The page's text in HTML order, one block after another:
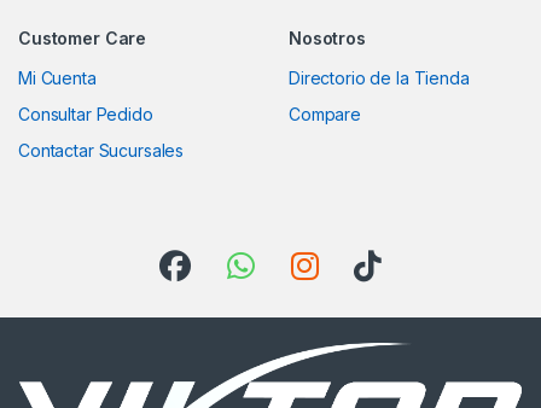
Customer Care
Mi Cuenta
Consultar Pedido
Contactar Sucursales
Nosotros
Directorio de la Tienda
Compare